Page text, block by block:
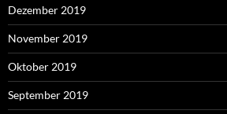
Dezember 2019
November 2019
Oktober 2019
September 2019